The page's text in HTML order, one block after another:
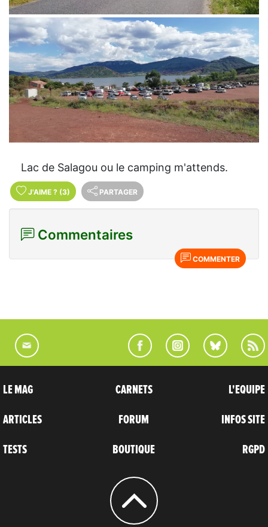
Lac de Salagou ou le camping m'attends.
J'AIME ? (3) PARTAGER
Commentaires
COMMENTER
LE MAG
ARTICLES
TESTS
CARNETS
FORUM
BOUTIQUE
L'EQUIPE
INFOS SITE
RGPD